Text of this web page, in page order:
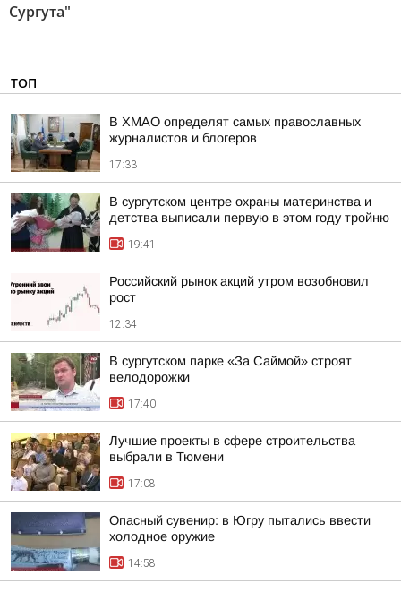
Сургута"
ТОП
В ХМАО определят самых православных
журналистов и блогеров
17:33
В сургутском центре охраны материнства и
детства выписали первую в этом году тройню
19:41
Российский рынок акций утром возобновил
рост
12:34
В сургутском парке «За Саймой» строят
велодорожки
17:40
Лучшие проекты в сфере строительства
выбрали в Тюмени
17:08
Опасный сувенир: в Югру пытались ввести
холодное оружие
14:58